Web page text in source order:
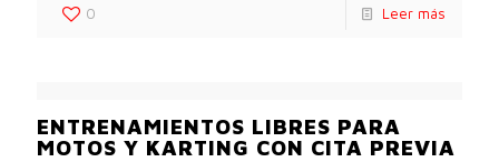
0 Leer más
ENTRENAMIENTOS LIBRES PARA
MOTOS Y KARTING CON CITA PREVIA